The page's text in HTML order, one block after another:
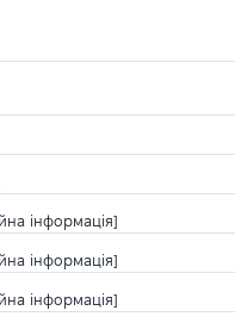
інформація]
інформація]
інформація]